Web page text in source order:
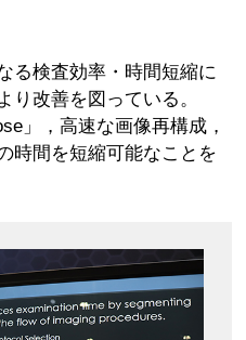
る検査効率・時間短縮に
り改善を図っている。
」，高速な画像再構成，
時間を短縮可能なことを